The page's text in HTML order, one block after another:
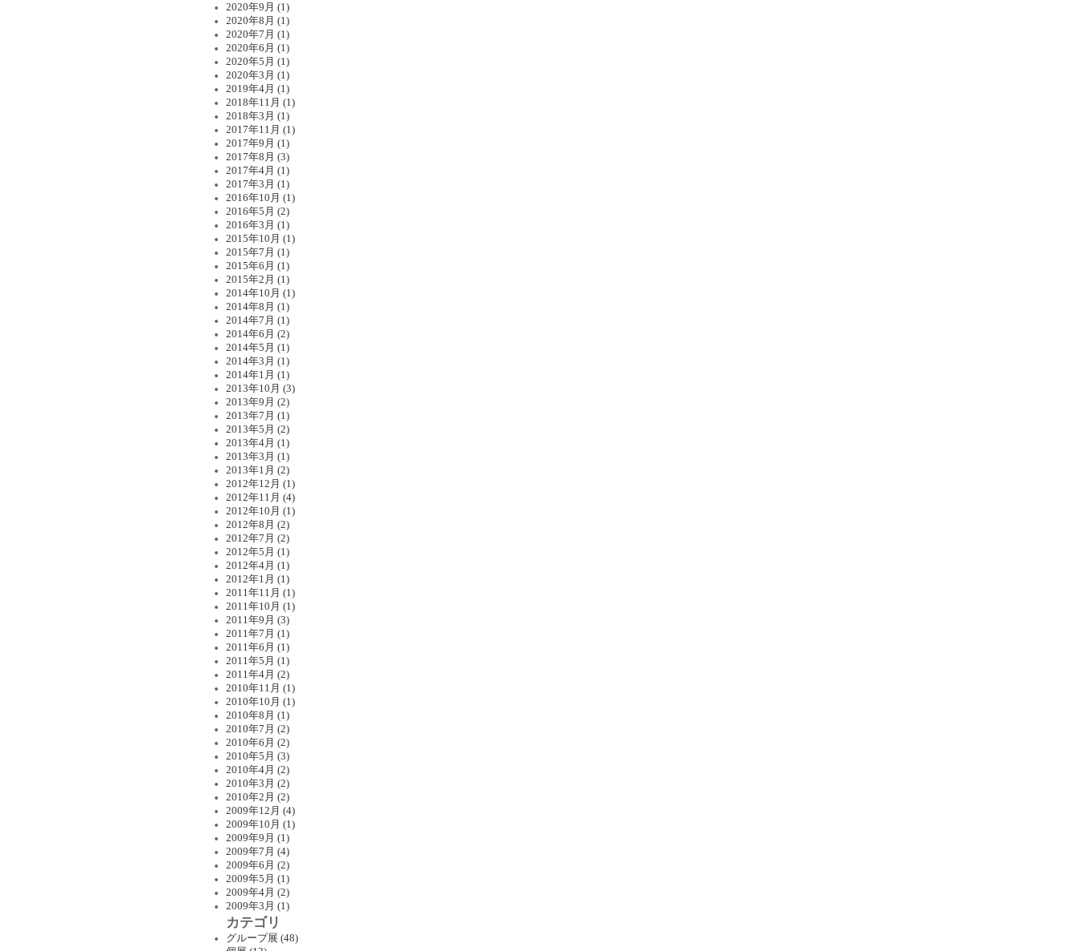
2020年9月 (1)
2020年8月 (1)
2020年7月 (1)
2020年6月 (1)
2020年5月 (1)
2020年3月 (1)
2019年4月 (1)
2018年11月 (1)
2018年3月 (1)
2017年11月 (1)
2017年9月 (1)
2017年8月 (3)
2017年4月 (1)
2017年3月 (1)
2016年10月 (1)
2016年5月 (2)
2016年3月 (1)
2015年10月 (1)
2015年7月 (1)
2015年6月 (1)
2015年2月 (1)
2014年10月 (1)
2014年8月 (1)
2014年7月 (1)
2014年6月 (2)
2014年5月 (1)
2014年3月 (1)
2014年1月 (1)
2013年10月 (3)
2013年9月 (2)
2013年7月 (1)
2013年5月 (2)
2013年4月 (1)
2013年3月 (1)
2013年1月 (2)
2012年12月 (1)
2012年11月 (4)
2012年10月 (1)
2012年8月 (2)
2012年7月 (2)
2012年5月 (1)
2012年4月 (1)
2012年1月 (1)
2011年11月 (1)
2011年10月 (1)
2011年9月 (3)
2011年7月 (1)
2011年6月 (1)
2011年5月 (1)
2011年4月 (2)
2010年11月 (1)
2010年10月 (1)
2010年8月 (1)
2010年7月 (2)
2010年6月 (2)
2010年5月 (3)
2010年4月 (2)
2010年3月 (2)
2010年2月 (2)
2009年12月 (4)
2009年10月 (1)
2009年9月 (1)
2009年7月 (4)
2009年6月 (2)
2009年5月 (1)
2009年4月 (2)
2009年3月 (1)
カテゴリ
グループ展 (48)